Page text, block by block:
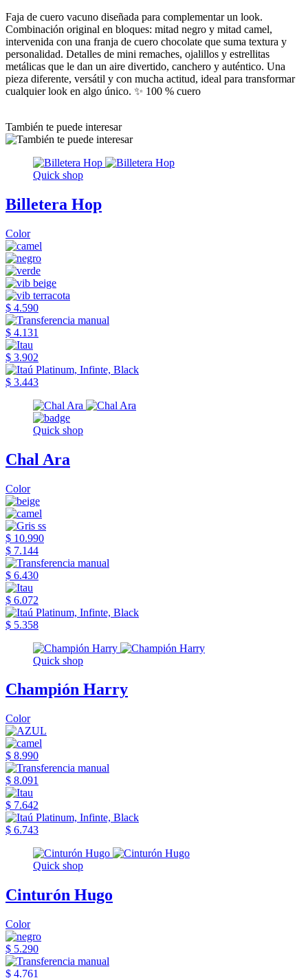
Faja de cuero vacuno diseñada para complementar un look.
Combinación original en bloques: mitad negro y mitad camel,
intervenida con una franja de cuero chocolate que suma textura y
personalidad. Detalles de mini remaches, ojalillos y estrellitas
metálicas que le dan un aire divertido, canchero y auténtico. Una
pieza diferente, versátil y con mucha actitud, ideal para transformar
cualquier look en algo único. ✨ 100 % cuero
También te puede interesar
Quick shop
Billetera Hop
Color
$ 4.590
$ 4.131
$ 3.902
$ 3.443
Quick shop
Chal Ara
Color
$ 10.990
$ 7.144
$ 6.430
$ 6.072
$ 5.358
Quick shop
Champión Harry
Color
$ 8.990
$ 8.091
$ 7.642
$ 6.743
Quick shop
Cinturón Hugo
Color
$ 5.290
$ 4.761